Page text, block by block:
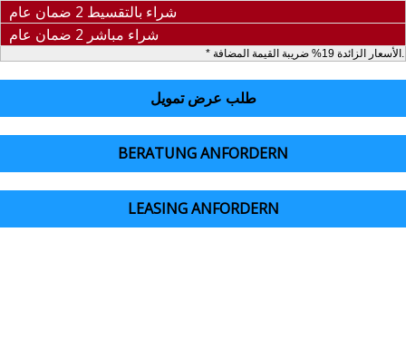
شراء بالتقسيط 2 ضمان عام
شراء مباشر 2 ضمان عام
طلب عرض تمويل
BERATUNG ANFORDERN
LEASING ANFORDERN